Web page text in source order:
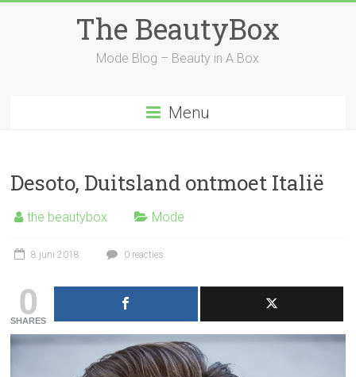
The BeautyBox
Mode Blog – Beauty in A Box
Menu
Desoto, Duitsland ontmoet Italië
the beautybox Mode
8 juni 2018 0 reacties
0
SHARES